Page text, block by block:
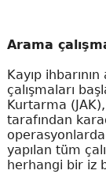
Arama
Kayıp
çalışmaları
Kurtarma
tarafından
yapılan tüm
herhangi bir iz